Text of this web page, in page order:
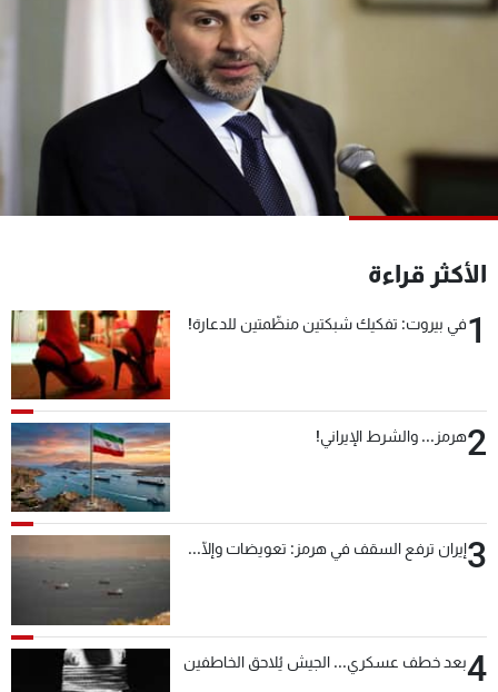
الأكثر قراءة
1في بيروت: تفكيك شبكتين منظّمتين للدعارة!
2هرمز... والشرط الإيراني!
3إيران ترفع السقف في هرمز: تعويضات وإلّا...
4بعد خطف عسكري... الجيش يُلاحق الخاطفين
كأس العالم
جدول البرامج
شاهد البرامج
الترددات
عن MTV
لاعلاناتكم
شروط الإسـتخدام
سياسة الخصوصية